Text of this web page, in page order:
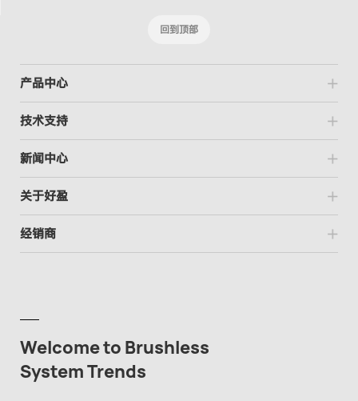
回到顶部
产品中心
技术支持
新闻中心
关于好盈
经销商
Welcome to Brushless
System Trends